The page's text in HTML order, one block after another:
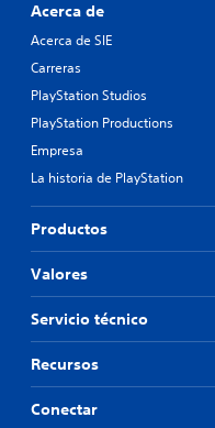
Acerca de
Acerca de SIE
Carreras
PlayStation Studios
PlayStation Productions
Empresa
La historia de PlayStation
Productos
Valores
Servicio técnico
Recursos
Conectar